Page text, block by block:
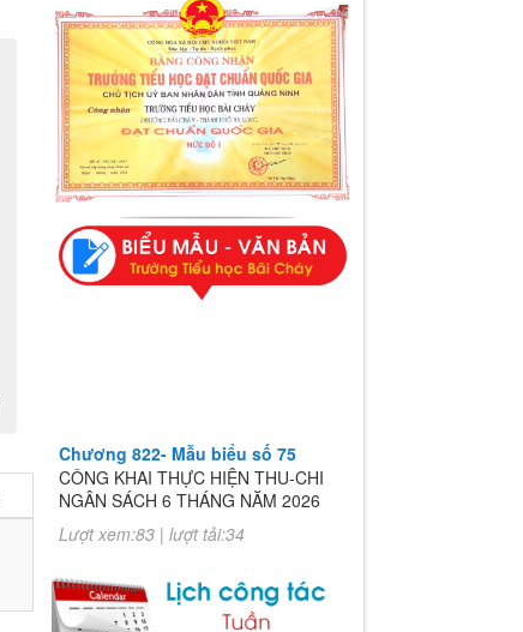
Chương 822- Mẫu biểu số 75
CÔNG KHAI THỰC HIỆN THU-CHI
NGÂN SÁCH 6 THÁNG NĂM 2026
Lượt xem:83 | lượt tải:34
CÔNG KHAI THỰC HIỆN THU-CHI
NGÂN SÁCH 6 THÁNG NĂM 2026